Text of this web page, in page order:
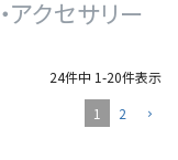
アクセサリー
24件中 1-20件表示
1
2